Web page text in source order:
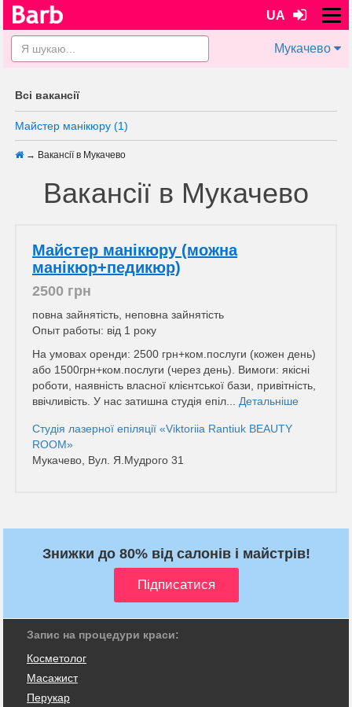
UA
Мукачево
Всі вакансії
Майстер манікюру (1)
→ Вакансії в Мукачево
Вакансії в Мукачево
Майстер манікюру (можна
манікюр+педикюр)
2500 грн
повна зайнятість, неповна зайнятість
Опыт работы: від 1 року
На умовах оренди: 2500 грн+ком.послуги (кожен день)
або 1500грн+ком.послуги (через день). Вимоги: якісні
роботи, наявність власної клієнтської бази, привітність,
ввічливість. У нас затишна студія епіл... Детальніше
Студія лазерної епіляції «Viktoriia Rantiuk BEAUTY
ROOM»
Мукачево, Вул. Я.Мудрого 31
Знижки до 80% від салонів і майстрів!
Запис на процедури краси:
Косметолог
Масажист
Перукар